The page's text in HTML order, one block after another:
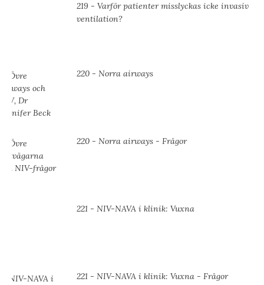
219 - Varför patienter misslyckas icke invasiv
ventilation?
220 - Norra airways
220 - Norra airways - Frågor
221 - NIV-NAVA i klinik: Vuxna
221 - NIV-NAVA i klinik: Vuxna - Frågor